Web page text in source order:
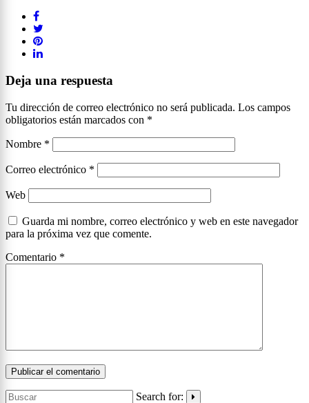
Deja una respuesta
Tu dirección de correo electrónico no será publicada. Los campos
obligatorios están marcados con *
Nombre *
Correo electrónico *
Web
Guarda mi nombre, correo electrónico y web en este navegador
para la próxima vez que comente.
Comentario *
Search for: